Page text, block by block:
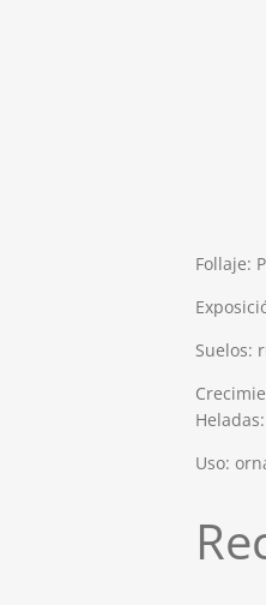
Follaje:
Suelos:
Uso: